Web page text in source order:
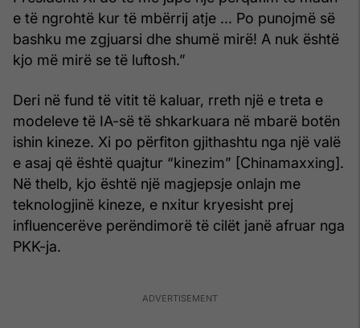
e të ngrohtë kur të mbërrij atje ... Po punojmë së
bashku me zgjuarsi dhe shumë mirë! A nuk është
kjo më mirë se të luftosh.”
Deri në fund të vitit të kaluar, rreth një e treta e
modeleve të IA-së të shkarkuara në mbarë botën
ishin kineze. Xi po përfiton gjithashtu nga një valë
e asaj që është quajtur “kinezim” [Chinamaxxing].
Në thelb, kjo është një magjepsje onlajn me
teknologjinë kineze, e nxitur kryesisht prej
influencerëve perëndimorë të cilët janë afruar nga
PKK-ja.